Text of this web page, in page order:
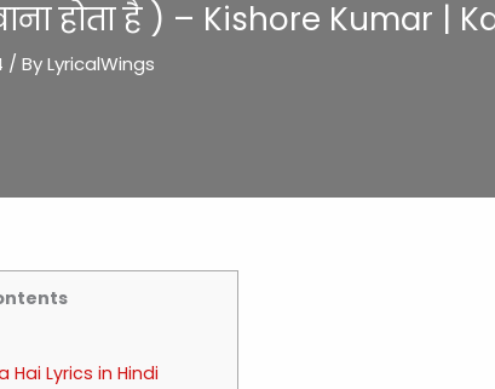
होता है ) – Kishore Kumar |
/ ByLyricalWings
Hai Lyrics in Hindi